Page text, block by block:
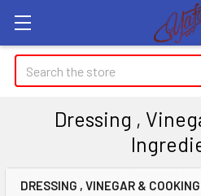
Search
Dressing ,
DRESSING , VINEGAR &